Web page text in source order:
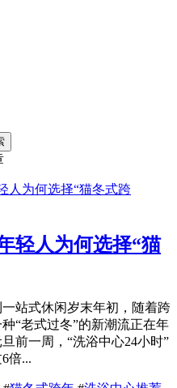
轻人为何选择“猫
站式休闲岁末年初，随着跨
“老式过冬”的新潮流正在年
前一周，“洗浴中心24小时”
倍...